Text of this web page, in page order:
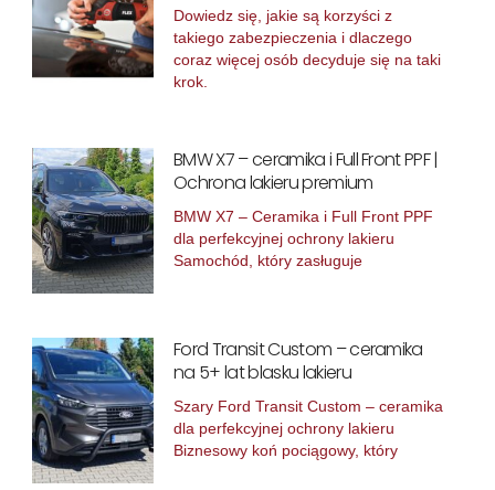
Dowiedz się, jakie są korzyści z
takiego zabezpieczenia i dlaczego
coraz więcej osób decyduje się na taki
krok.
BMW X7 – ceramika i Full Front PPF |
Ochrona lakieru premium
BMW X7 – Ceramika i Full Front PPF
dla perfekcyjnej ochrony lakieru
Samochód, który zasługuje
Ford Transit Custom – ceramika
na 5+ lat blasku lakieru
Szary Ford Transit Custom – ceramika
dla perfekcyjnej ochrony lakieru
Biznesowy koń pociągowy, który